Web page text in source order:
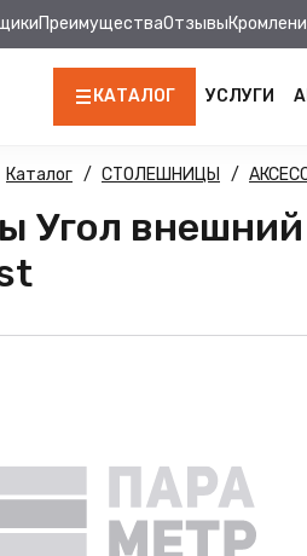
ПреимуществаОтзывы
КАТАЛОГ
ЛДСП
КРОМКА
МДФ ПАНЕЛИ
ФУРНИТУРА
ПРОФИЛЬ АЛЮМИНИЕВЫЙ
УСЛУГИ
Каталог СТОЛЕШНИЦЫ
Угол